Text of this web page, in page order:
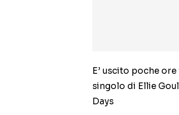
E’ uscito poche
singolo di Ellie
Days